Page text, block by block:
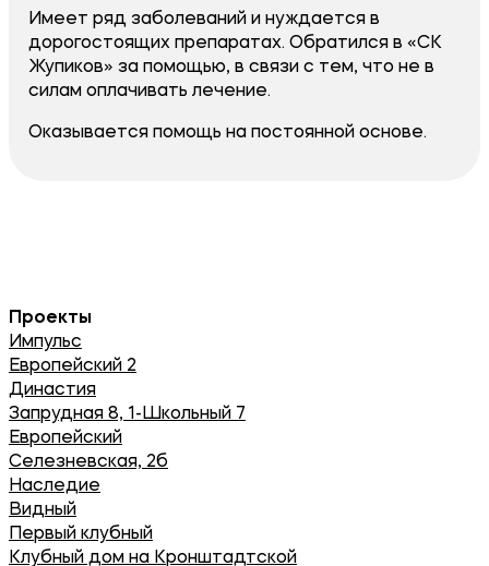
​Имеет ряд заболеваний и нуждается в
дорогостоящих препаратах. Обратился в «СК
Жупиков» за помощью, в связи с тем, что не в
силам оплачивать лечение.
Оказывается помощь на постоянной основе.
Проекты
Импульс
Европейский 2
Династия
Запрудная 8, 1-Школьный 7
Европейский
Селезневская, 2б
Наследие
Видный
Первый клубный
Клубный дом на Кронштадтской